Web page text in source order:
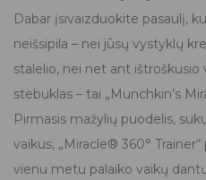
Dabar įsivaizduokite pasaulį,
neišsipila – nei jūsų vystyklų
stalelio, nei net ant ištroškusio
stebuklas – tai „Munchkin’s
Pirmasis mažylių puodelis,
vaikus, „Miracle® 360°
vienu metu palaiko vaikų